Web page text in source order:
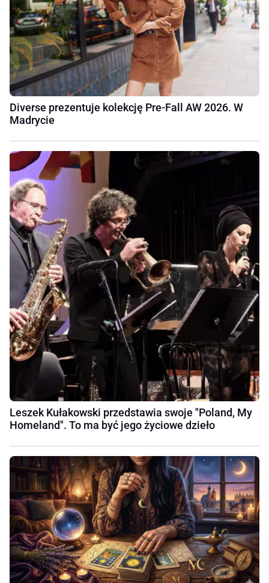
Diverse prezentuje kolekcję Pre-Fall AW 2026. W
Madrycie
Leszek Kułakowski przedstawia swoje "Poland, My
Homeland". To ma być jego życiowe dzieło